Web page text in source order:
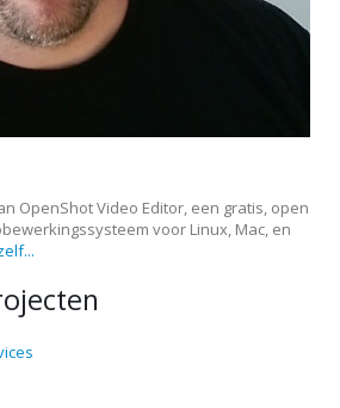
OpenShot Video Editor, een gratis, open
voor Linux, Mac, en